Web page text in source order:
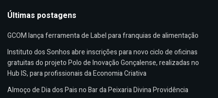
Últimas postagens
GCOM lança ferramenta de Label para franquias de alimentação
Instituto dos Sonhos abre inscrições para novo ciclo de oficinas
gratuitas do projeto Polo de Inovação Gonçalense, realizadas no
Hub IS, para profissionais da Economia Criativa
Almoço de Dia dos Pais no Bar da Peixaria Divina Providência